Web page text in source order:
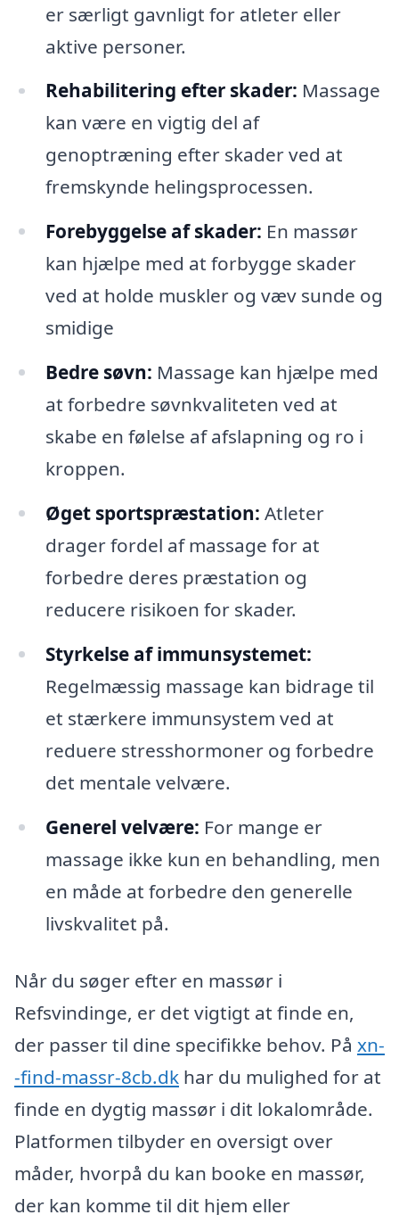
er særligt gavnligt for atleter eller
aktive personer.
Rehabilitering efter skader: Massage
kan være en vigtig del af
genoptræning efter skader ved at
fremskynde helingsprocessen.
Forebyggelse af skader: En massør
kan hjælpe med at forbygge skader
ved at holde muskler og væv sunde og
smidige
Bedre søvn: Massage kan hjælpe med
at forbedre søvnkvaliteten ved at
skabe en følelse af afslapning og ro i
kroppen.
Øget sportspræstation: Atleter
drager fordel af massage for at
forbedre deres præstation og
reducere risikoen for skader.
Styrkelse af immunsystemet:
Regelmæssig massage kan bidrage til
et stærkere immunsystem ved at
reduere stresshormoner og forbedre
det mentale velvære.
Generel velvære: For mange er
massage ikke kun en behandling, men
en måde at forbedre den generelle
livskvalitet på.
Når du søger efter en massør i
Refsvindinge, er det vigtigt at finde en,
der passer til dine specifikke behov. På xn-
-find-massr-8cb.dk har du mulighed for at
finde en dygtig massør i dit lokalområde.
Platformen tilbyder en oversigt over
måder, hvorpå du kan booke en massør,
der kan komme til dit hjem eller